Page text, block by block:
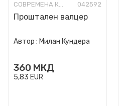
СОВРЕМЕНА КНИЖЕВНОСТ 042592
Проштален валцер
Автор : Милан Кундера
360 МКД
5,83 EUR